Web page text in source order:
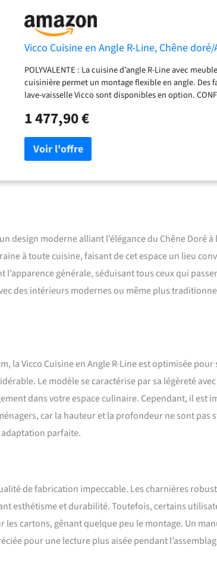
Vicco Cuisine en Angle R-Line, Chêne
POLYVALENTE : La cuisine d’angle R-Line avec
cuisinière permet un montage flexible en angle. Des
lave-vaisselle Vicco sont disponibles en option.
manière flexible. Les pieds réglables en hauteur
meubles bas ont une profondeur de 46 cm. Niche
pour four : 56,8x59,8x44 cm. MATÉRIAU : Les façades
LIVRAISON : Bloc cuisine sans plan de travail,
1 477,90 €
design moderne alliant l’élégance du Chêne Doré
à toute cuisine, faisant de cet espace un lieu
générale, séduisant tous ceux qui
des intérieurs modernes ou même plus
la Vicco Cuisine en Angle R-Line est optimisée
Le modèle se caractérise par sa légèreté
dans votre espace culinaire. Cependant, il est
car la hauteur et la profondeur ne sont pas
parfaite.
de fabrication impeccable. Les charnières
esthétisme et durabilité. Toutefois, certains
les cartons, gênant quelque peu le montage. Un
pour une lecture plus aisée pendant